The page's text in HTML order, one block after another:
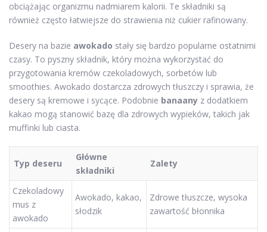
obciążając organizmu nadmiarem kalorii. Te składniki są
również często łatwiejsze do strawienia niż cukier rafinowany.
Desery na bazie awokado stały się bardzo popularne ostatnimi
czasy. To pyszny składnik, który można wykorzystać do
przygotowania kremów czekoladowych, sorbetów lub
smoothies. Awokado dostarcza zdrowych tłuszczy i sprawia, że
desery są kremowe i sycące. Podobnie banaany z dodatkiem
kakao mogą stanowić bazę dla zdrowych wypieków, takich jak
muffinki lub ciasta.
Typ deseru
Główne
składniki
Zalety
Czekoladowy
mus z
awokado
Awokado, kakao,
słodzik
Zdrowe tłuszcze, wysoka
zawartość błonnika